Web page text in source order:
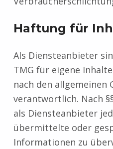
Haftung für
Als Diensteanbieter
TMG für eigene
nach den allgemeinen
verantwortlich. Nach
als Diensteanbieter
übermittelte oder
Informationen zu